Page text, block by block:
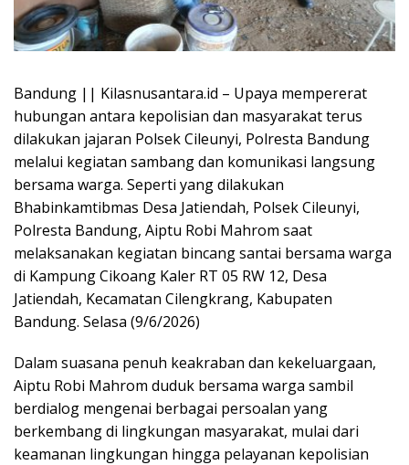
Bandung || Kilasnusantara.id – Upaya mempererat
hubungan antara kepolisian dan masyarakat terus
dilakukan jajaran Polsek Cileunyi, Polresta Bandung
melalui kegiatan sambang dan komunikasi langsung
bersama warga. Seperti yang dilakukan
Bhabinkamtibmas Desa Jatiendah, Polsek Cileunyi,
Polresta Bandung, Aiptu Robi Mahrom saat
melaksanakan kegiatan bincang santai bersama warga
di Kampung Cikoang Kaler RT 05 RW 12, Desa
Jatiendah, Kecamatan Cilengkrang, Kabupaten
Bandung. Selasa (9/6/2026)
Dalam suasana penuh keakraban dan kekeluargaan,
Aiptu Robi Mahrom duduk bersama warga sambil
berdialog mengenai berbagai persoalan yang
berkembang di lingkungan masyarakat, mulai dari
keamanan lingkungan hingga pelayanan kepolisian